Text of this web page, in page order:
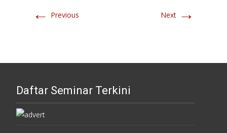
← Previous Next →
Daftar Seminar Terkini